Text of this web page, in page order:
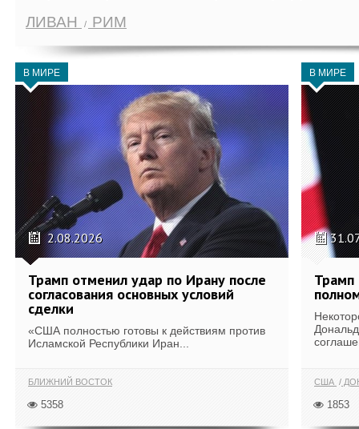
ЛИВАН РИМ
В МИРЕ
2.08.2026
Трамп отменил удар по Ирану после
согласования основных условий
сделки
«США полностью готовы к действиям против
Исламской Республики Иран...
БЛИЖНИЙ ВОСТОК
5358
В МИРЕ
Трамп
США
1853